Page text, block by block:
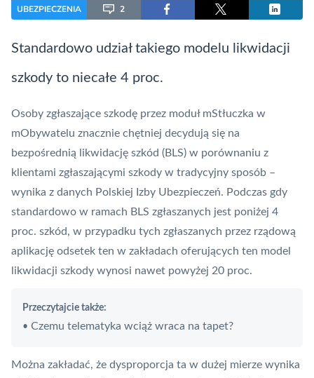
UBEZPIECZENIA 2
Standardowo udział takiego modelu likwidacji
szkody to niecałe 4 proc.
Osoby zgłaszające szkodę przez moduł mStłuczka w
mObywatelu znacznie chętniej decydują się na
bezpośrednią likwidację szkód (BLS) w porównaniu z
klientami zgłaszającymi szkody w tradycyjny sposób –
wynika z danych Polskiej Izby Ubezpieczeń. Podczas gdy
standardowo w ramach BLS zgłaszanych jest poniżej 4
proc. szkód, w przypadku tych zgłaszanych przez rządową
aplikację odsetek ten w zakładach oferujących ten model
likwidacji szkody wynosi nawet powyżej 20 proc.
Przeczytajcie także:
• Czemu telematyka wciąż wraca na tapet?
Można zakładać, że dysproporcja ta w dużej mierze wynika